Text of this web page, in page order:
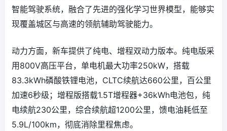
智能驾驶系统，融合了先进的强化学习世界模型，能够实
现覆盖城区与高速的领航辅助驾驶能力。
动力方面，新车提供了纯电、增程双动力版本。纯电版采
用800V高压平台，单电机最大功率250kW，搭载
83.3kWh磷酸铁锂电池，CLTC续航达660公里，百公里
加速6秒级；增程版搭载1.5T增程器+36kWh电池包，纯
电续航230公里，综合续航超1200公里，馈电油耗低至
5.9L/100km，彻底消除里程焦虑。